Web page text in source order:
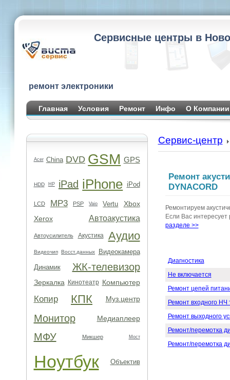
Сервисные центры в
ремонт электроники
Главная Условия Ремонт Инфо О Компании
Acer China DVD GSM GPS
HDD HP iPad iPhone iPod
LCD MP3 PSP Vaio Vertu
Xbox
Xerox
Автоакустика
Автоусилитель Акустика Аудио
Видеочип Восст.данных
Видеокамера
Динамик
ЖК-телевизор
Зеркалка Кинотеатр Компьютер
Копир КПК Муз.центр
Монитор Медиаплеер
МФУ Микшер Мост
Ноутбук Объектив
Сервис-центр
Ремонт
DYNACORD
Ремонтируем
Если Вас
разделе >>
Диагностика
Не включается
Ремонт цепей
Ремонт входного НЧ
Ремонт выходного
Ремонт/перемотка
Ремонт/перемотка